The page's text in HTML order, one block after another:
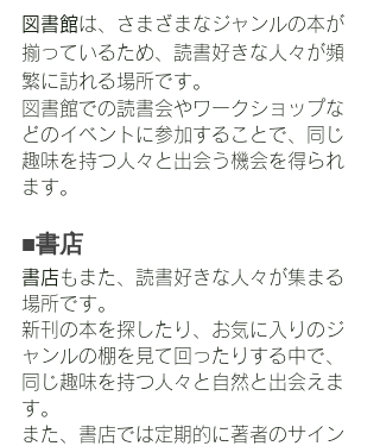
図書館は、さまざまなジャンルの本が
揃っているため、読書好きな人々が頻
繁に訪れる場所です。
図書館での読書会やワークショップな
どのイベントに参加することで、同じ
趣味を持つ人々と出会う機会を得られ
ます。
■書店
書店もまた、読書好きな人々が集まる
場所です。
新刊の本を探したり、お気に入りのジ
ャンルの棚を見て回ったりする中で、
同じ趣味を持つ人々と自然と出会えま
す。
また、書店では定期的に著者のサイン